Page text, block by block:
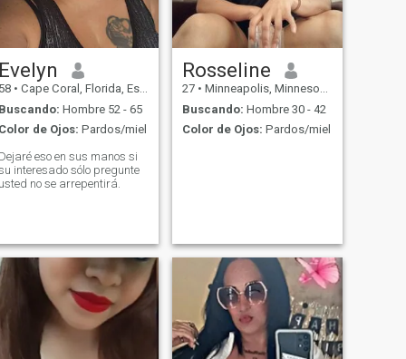
Evelyn
58 • Cape Coral, Florida, Estados Unidos
Buscando: Hombre 52 - 65
Color de Ojos: Pardos/miel
Dejaré eso en sus manos si
interesado sólo pregunte
usted no se arrepentirá.
Rosseline
27 • Minneapolis, Minnesota, Estados Unidos
Buscando: Hombre 30 - 42
Color de Ojos: Pardos/miel